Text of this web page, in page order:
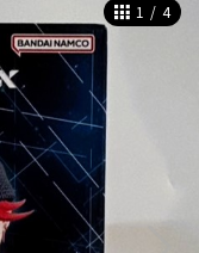
1 / 4